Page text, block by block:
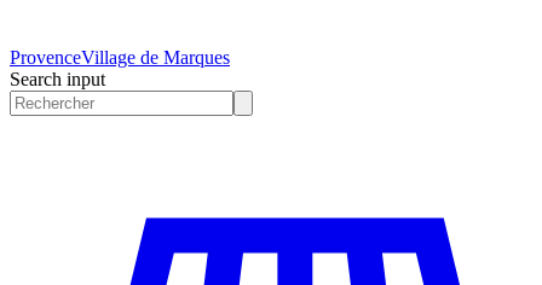
ProvenceVillage de Marques
Search input